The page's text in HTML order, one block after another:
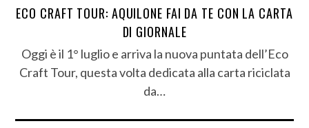
ECO CRAFT TOUR: AQUILONE FAI DA TE CON LA CARTA
DI GIORNALE
Oggi è il 1° luglio e arriva la nuova puntata dell’Eco
Craft Tour, questa volta dedicata alla carta riciclata
da…